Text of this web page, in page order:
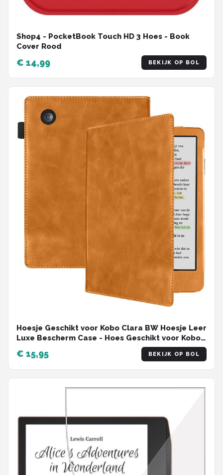
Shop4 - PocketBook Touch HD 3 Hoes - Book
Cover Rood
€ 14,99 BEKIJK OP BOL
Hoesje Geschikt voor Kobo Clara BW Hoesje Leer
Luxe Bescherm Case - Hoes Geschikt voor Kobo
Clara BW Leren Hoes Book Cover - Bruin
€ 15,95 BEKIJK OP BOL